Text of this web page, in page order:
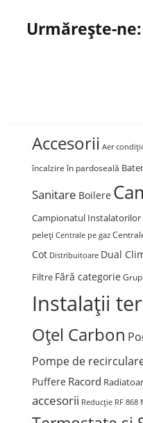
Urmărește-ne:
Accesorii Aer
încalzire în pardoseală
Sanitare Boilere
Campionatul Instalatorilor
peleți Centrale pe gaz
Cot Distribuitoare Dual
Filtre Fără categorie
Instalații
Oțel Carbon
Pompe de
Puffere Racord
accesorii Reducție RF 868